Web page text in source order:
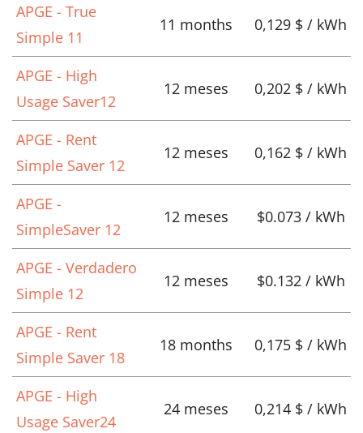
APGE - True
Simple 11
11 months 0,129 $ / kWh
APGE - High
Usage Saver12
12 meses 0,202 $ / kWh
APGE - Rent
Simple Saver 12
12 meses 0,162 $ / kWh
APGE -
SimpleSaver 12
12 meses $0.073 / kWh
APGE - Verdadero
Simple 12
12 meses $0.132 / kWh
APGE - Rent
Simple Saver 18
18 months 0,175 $ / kWh
APGE - High
Usage Saver24
24 meses 0,214 $ / kWh